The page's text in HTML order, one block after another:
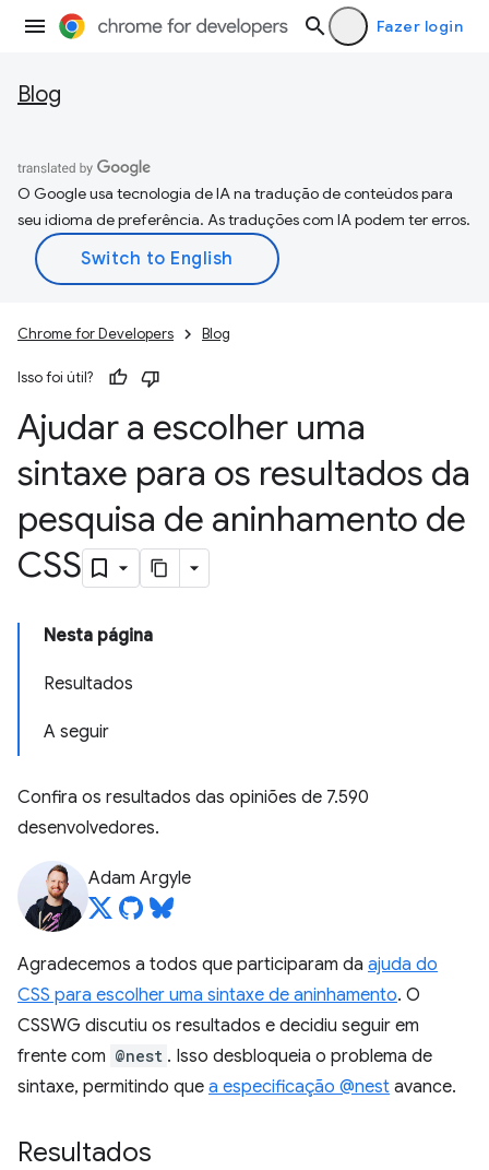
Fazer login
Blog
O Google usa tecnologia de IA na tradução de conteúdos para
seu idioma de preferência. As traduções com IA podem ter erros.
Chrome for Developers Blog
Isso foi útil?
Ajudar a escolher uma
sintaxe para os resultados da
pesquisa de aninhamento de
CSS
Nesta página
Resultados
A seguir
Confira os resultados das opiniões de 7.590
desenvolvedores.
Adam Argyle
Agradecemos a todos que participaram da ajuda do
CSS para escolher uma sintaxe de aninhamento. O
CSSWG discutiu os resultados e decidiu seguir em
frente com @nest . Isso desbloqueia o problema de
sintaxe, permitindo que a especificação @nest avance.
Resultados